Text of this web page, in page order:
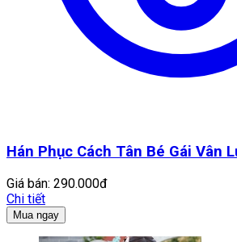
Hán Phục Cách Tân Bé Gái Vân
Giá bán: 290.000đ
Chi tiết
Mua ngay